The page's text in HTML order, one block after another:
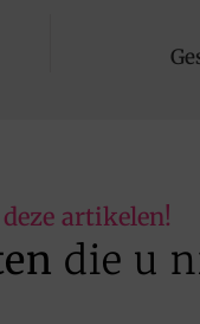
artikelen!
die u